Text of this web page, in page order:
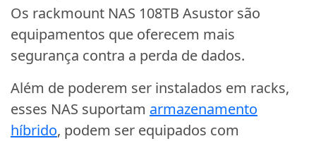
Os rackmount NAS 108TB Asustor são
equipamentos que oferecem mais
segurança contra a perda de dados.
Além de poderem ser instalados em racks,
esses NAS suportam armazenamento
híbrido, podem ser equipados com